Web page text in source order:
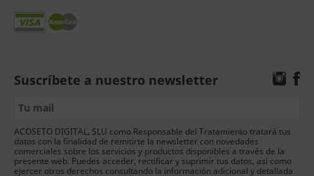
Suscríbete a nuestro newsletter
ACOSETO DIGITAL, SLU como Responsable del Tratamiento tratará tus
datos con la finalidad de remitirte la newsletter con novedades
comerciales sobre los servicios y productos disponibles a través de la
presente web. Puedes acceder, rectificar y suprimir tus datos, así como
ejercer otros derechos consultando la información adicional y detallada